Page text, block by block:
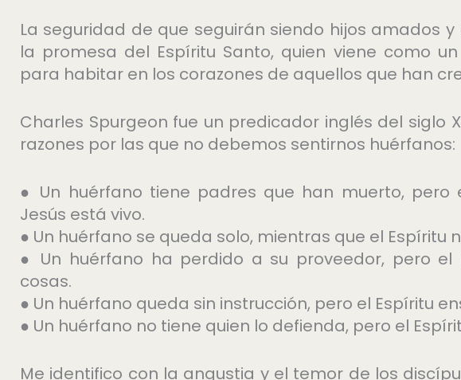
La seguridad de que seguirán siendo hijos amados
la promesa del Espíritu Santo, quien viene como
para habitar en los corazones de aquellos que han
Charles Spurgeon fue un predicador inglés del siglo
razones por las que no debemos sentirnos huérfanos:
● Un huérfano tiene padres que han muerto, pero
Jesús está vivo.
● Un huérfano se queda solo, mientras que el Espíritu
● Un huérfano ha perdido a su proveedor, pero el
cosas.
● Un huérfano queda sin instrucción, pero el Espíritu
● Un huérfano no tiene quien lo defienda, pero el
Me identifico con la angustia y el temor de los